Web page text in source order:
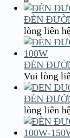
ĐÈN
lòng liên
ĐÈN
Vui lòng
ĐÈN
lòng liên